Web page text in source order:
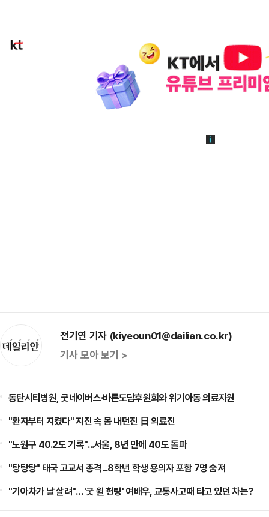
전기연 기자 (kiyeoun01@dailian.co.kr)
기사 모아 보기 >
동탄시티병원, 굿네이버스·바른도담후원회와 위기아동 의료지원
"환자부터 지켰다" 지진 속 몸 내던진 日 의료진
"노원구 40.2도 기록"...서울, 8년 만에 40도 돌파
"탕탕탕" 태국 고교서 총격...8학년 학생 용의자 포함 7명 숨져
"기아차가 날 살려"…'굿 윌 헌팅' 여배우, 교통사고때 타고 있던 차는?